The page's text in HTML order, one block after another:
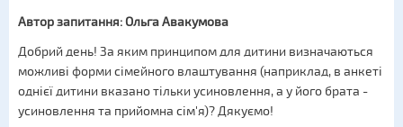
Автор запитання: Ольга Авакумова
Добрий день! За яким принципом для дитини визначаються
можливі форми сімейного влаштування (наприклад, в анкеті
однієї дитини вказано тільки усиновлення, а у його брата -
усиновлення та прийомна сім'я)? Дякуємо!